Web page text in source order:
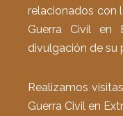
relacionados con
Guerra Civil en
divulgación de su
Realizamos
Guerra Civil en